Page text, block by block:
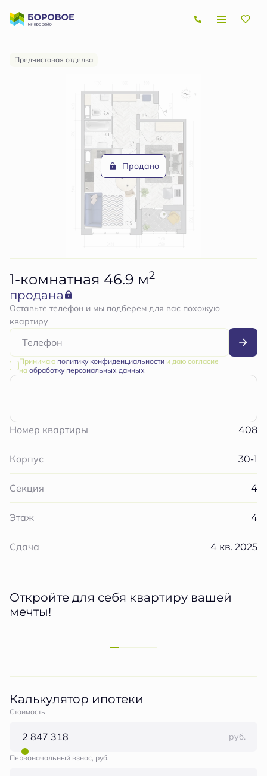
1-комнатная46.9 м Цена по запросу
Предчистовая отделка
Продано
1-комнатная 46.9 м2
продана
Оставьте телефон и мы подберем для вас похожую
квартиру
Принимаю политику конфиденциальностии даю согласие
на обработку персональных данных
Номер квартиры 408
Корпус 30-1
Секция 4
Этаж 4
Сдача 4 кв. 2025
Откройте для себя квартиру вашей
мечты!
Калькулятор ипотеки
Стоимость
руб.
Первоначальный взнос, руб.